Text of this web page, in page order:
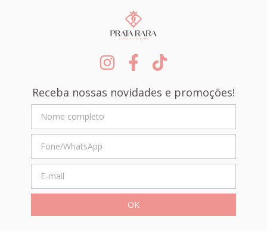
Receba nossas novidades e promoções!